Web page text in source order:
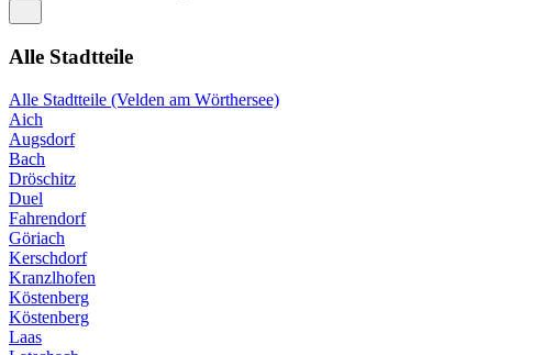
Alle Stadtteile
Alle Stadtteile (Velden am Wörthersee)
Aich
Augsdorf
Bach
Dröschitz
Duel
Fahrendorf
Göriach
Kerschdorf
Kranzlhofen
Köstenberg
Köstenberg
Laas